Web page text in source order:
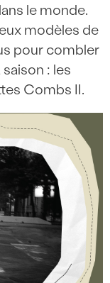
le monde.
modèles de
pour combler
: les
Combs II.